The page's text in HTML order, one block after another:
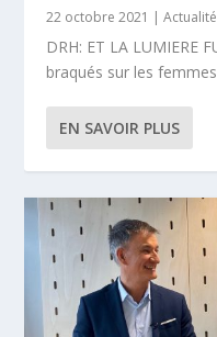
22 octobre 2021 |
DRH: ET LA LUMIERE
braqués sur les
EN SAVOIR PLUS